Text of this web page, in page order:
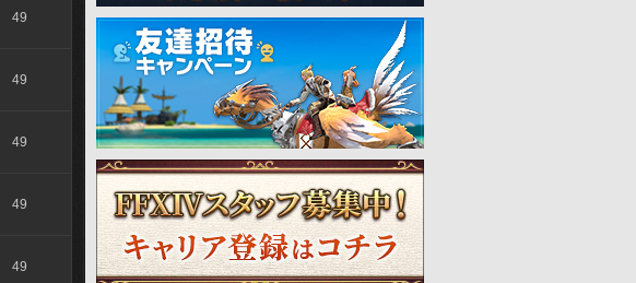
49
49
49
49
49